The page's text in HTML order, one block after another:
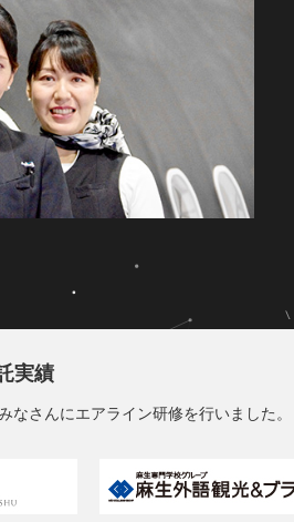
実績
なさんにエアライン研修を行いました。